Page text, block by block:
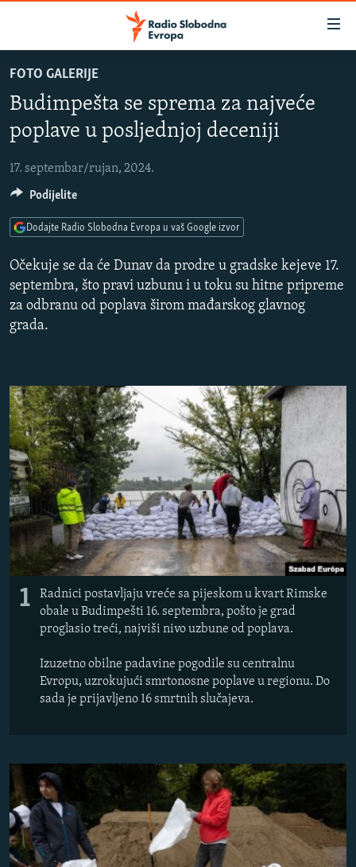
na
glavni
sadržaj
Pređite
na
navigaciju
Pređite
na
pretragu
BOSNA I HERCEGOVINA
SRBIJA
KOSOVO
CRNA GORA
VIZUELNO
VIDEO
FOTOGALERIJE
PODCASTI
RAT U UKRAJINI
KINA NA BALKANU
DNEVNO@RSE
SPECIJALI RSE
VIŠE OD NASLOVA
GENOCID U SREBRENICI
POPLAVE I KLIZIŠTA U BIH 2024.
TV LIBERTY
POST SCRIPTUM
MOJA EVROPA
TRI DECENIJE OD RATA U BIH
SVE KARTE DEJTONA
NASTANAK I RASPAD JUGOSLAVIJE
PRATITE NAS
Sve RFE/RL stranice
FOTO GALERIJE
Budimpešta se sprema za najveće
poplave u posljednjoj deceniji
17. septembar/rujan, 2024.
Očekuje se da će Dunav da prodre u gradske kejeve 17.
septembra, što pravi uzbunu i u toku su hitne pripreme
za odbranu od poplava širom mađarskog glavnog
grada.
1
Radnici postavljaju vreće sa pijeskom u kvart Rimske
obale u Budimpešti 16. septembra, pošto je grad
proglasio treći, najviši nivo uzbune od poplava.
Izuzetno obilne padavine pogodile su centralnu
Evropu, uzrokujući smrtonosne poplave u regionu. Do
sada je prijavljeno 16 smrtnih slučajeva.
Podijelite
Dodajte Radio Slobodna Evropa u vaš Google izvor
SLUŠAJTE
Spotify
YouTube